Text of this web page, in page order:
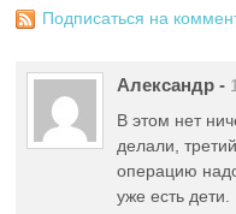
Подписаться на
Александр -
В этом нет
делали,
операцию надо
уже есть дети.